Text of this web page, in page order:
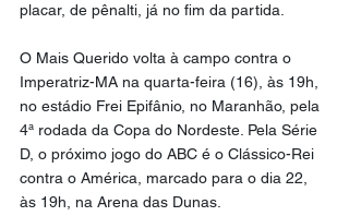
placar, de pênalti, já no fim da partida.
O Mais Querido volta à campo contra o
Imperatriz-MA na quarta-feira (16), às 19h,
no estádio Frei Epifânio, no Maranhão, pela
4ª rodada da Copa do Nordeste. Pela Série
D, o próximo jogo do ABC é o Clássico-Rei
contra o América, marcado para o dia 22,
às 19h, na Arena das Dunas.